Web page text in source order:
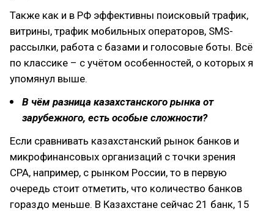
Также как и в РФ эффективны поисковый трафик,
витрины, трафик мобильных операторов, SMS-
рассылки, работа с базами и голосовые боты. Всё
по классике – с учётом особенностей, о которых я
упомянул выше.
В чём разница казахстанского рынка от
зарубежного, есть особые сложности?
Если сравнивать казахстанский рынок банков и
микрофинансовых организаций с точки зрения
CPA, например, с рынком России, то в первую
очередь стоит отметить, что количество банков
гораздо меньше. В Казахстане сейчас 21 банк, 15